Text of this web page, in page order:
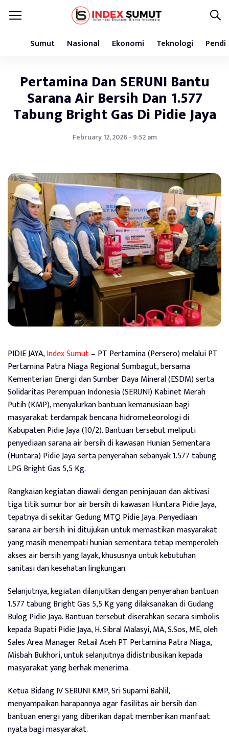
Sumut Nasional Ekonomi Teknologi
Pertamina Dan SERUNI Bantu
Sarana Air Bersih Dan 1.577
Tabung Bright Gas Di Pidie Jaya
February 12, 2026 - 9:52 am
PIDIE JAYA,Index Sumut– PT Pertamina (Persero) melalui PT
Pertamina Patra Niaga Regional Sumbagut, bersama
Kementerian Energi dan Sumber Daya Mineral (ESDM) serta
Solidaritas Perempuan Indonesia (SERUNI) Kabinet Merah
Putih (KMP), menyalurkan bantuan kemanusiaan bagi
masyarakat terdampak bencana hidrometeorologi di
Kabupaten Pidie Jaya (10/2). Bantuan tersebut meliputi
penyediaan sarana air bersih di kawasan Hunian Sementara
(Huntara) Pidie Jaya serta penyerahan sebanyak 1.577 tabung
LPG Bright Gas 5,5 Kg.
Rangkaian kegiatan diawali dengan peninjauan dan aktivasi
tiga titik sumur bor air bersih di kawasan Huntara Pidie Jaya,
tepatnya di sekitar Gedung MTQ Pidie Jaya. Penyediaan
sarana air bersih ini ditujukan untuk memastikan masyarakat
yang masih menempati hunian sementara tetap memperoleh
akses air bersih yang layak, khususnya untuk kebutuhan
sanitasi dan kesehatan lingkungan.
Selanjutnya, kegiatan dilanjutkan dengan penyerahan bantuan
1.577 tabung Bright Gas 5,5 Kg yang dilaksanakan di Gudang
Bulog Pidie Jaya. Bantuan tersebut diserahkan secara simbolis
kepada Bupati Pidie Jaya, H. Sibral Malasyi, MA, S.Sos, ME, oleh
Sales Area Manager Retail Aceh PT Pertamina Patra Niaga,
Misbah Bukhori, untuk selanjutnya didistribusikan kepada
masyarakat yang berhak menerima.
Ketua Bidang IV SERUNI KMP, Sri Suparni Bahlil,
menyampaikan harapannya agar fasilitas air bersih dan
bantuan energi yang diberikan dapat memberikan manfaat
nyata bagi masyarakat.